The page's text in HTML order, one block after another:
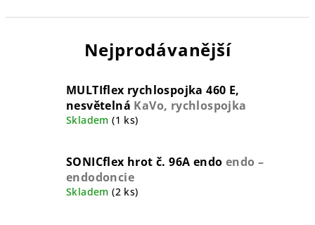
Nejprodávanější
MULTIflex rychlospojka 460 E,
nesvětelná KaVo, rychlospojka
Skladem(1 ks)
SONICflex hrot č. 96A endo endo –
endodoncie
Skladem(2 ks)